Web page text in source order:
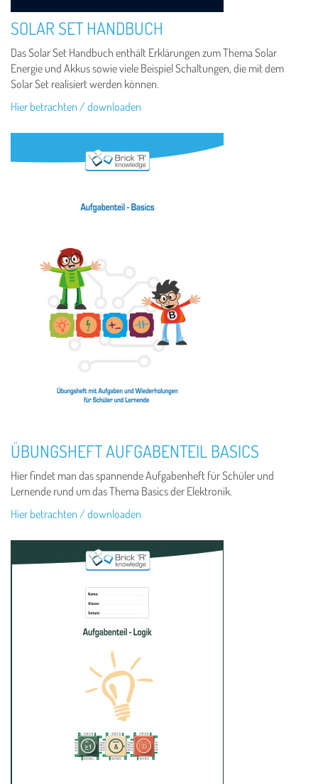
SOLAR SET HANDBUCH
Das Solar Set Handbuch enthält Erklärungen zum Thema Solar
Energie und Akkus sowie viele Beispiel Schaltungen, die mit dem
Solar Set realisiert werden können.
Hier betrachten / downloaden
ÜBUNGSHEFT AUFGABENTEIL BASICS
Hier findet man das spannende Aufgabenheft für Schüler und
Lernende rund um das Thema Basics der Elektronik.
Hier betrachten / downloaden